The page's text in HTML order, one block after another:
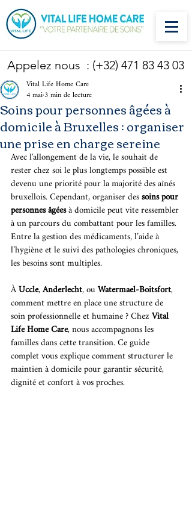
Appelez nous : (+32) 471 83 43 03
Soins pour personnes âgées à
domicile à Bruxelles : organiser
une prise en charge sereine
Vital Life Home Care
4 mai3 min de lecture
Avec l'allongement de la vie, le souhait de
rester chez soi le plus longtemps possible est
devenu une priorité pour la majorité des aînés
bruxellois. Cependant, organiser des soins pour
personnes âgées à domicile peut vite ressembler
à un parcours du combattant pour les familles.
Entre la gestion des médicaments, l’aide à
l’hygiène et le suivi des pathologies chroniques,
les besoins sont multiples.
À Uccle, Anderlecht, ou Watermael-Boitsfort,
comment mettre en place une structure de
soin professionnelle et humaine ? Chez Vital
Life Home Care, nous accompagnons les
familles dans cette transition. Ce guide
complet vous explique comment structurer le
maintien à domicile pour garantir sécurité,
dignité et confort à vos proches.